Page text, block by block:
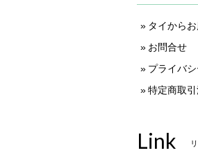
タイから
お問合せ
プライバ
特定商取
Link